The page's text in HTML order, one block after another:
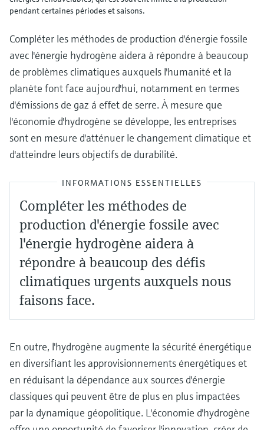
pendant certaines périodes et saisons.
Compléter les méthodes de production d'énergie fossile
avec l'énergie hydrogène aidera à répondre à beaucoup
de problèmes climatiques auxquels l'humanité et la
planète font face aujourd'hui, notamment en termes
d'émissions de gaz á effet de serre. À mesure que
l'économie d'hydrogène se développe, les entreprises
sont en mesure d'atténuer le changement climatique et
d'atteindre leurs objectifs de durabilité.
INFORMATIONS ESSENTIELLES
Compléter les méthodes de
production d'énergie fossile avec
l'énergie hydrogène aidera à
répondre à beaucoup des défis
climatiques urgents auxquels nous
faisons face.
En outre, l'hydrogène augmente la sécurité énergétique
en diversifiant les approvisionnements énergétiques et
en réduisant la dépendance aux sources d'énergie
classiques qui peuvent être de plus en plus impactées
par la dynamique géopolitique. L'économie d'hydrogène